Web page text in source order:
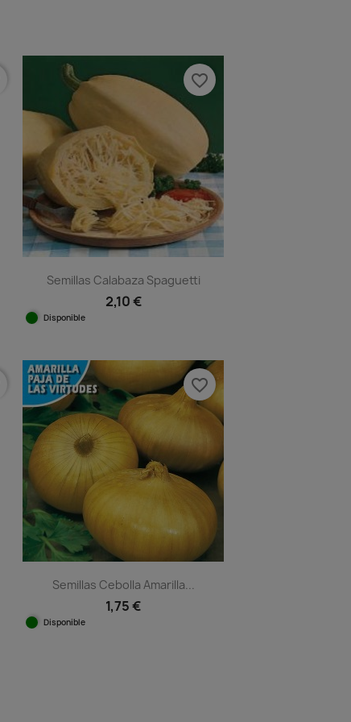
Semillas Calabaza Spaguetti
2,10 €
Disponible
favorite_border
Semillas Cebolla Amarilla...
1,75 €
Disponible
favorite_border